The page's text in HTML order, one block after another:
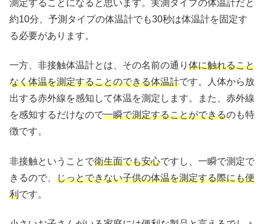
測定することになると思います。実測タイプの体温計だと
約10分、予測タイプの体温計でも30秒は体温計を固定す
る必要があります。
一方、非接触体温計とは、その名前の通り 体に触れること
なく体温を測定することのできる体温計です。人体から放
出する赤外線を感知して体温を測定します。また、赤外線
を感知するだけなので一瞬で測定することができるのも特
徴です。
非接触ということで衛生面でも安心ですし、一瞬で測定で
きるので、 じっとできない子供の体温を測定する際にも便
利です。